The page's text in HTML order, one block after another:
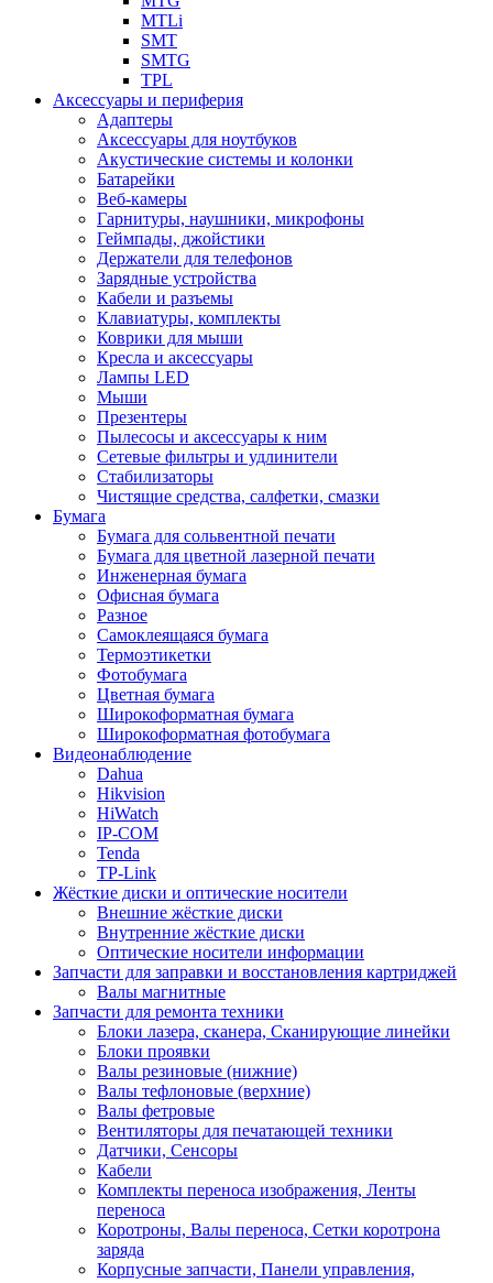
MTLi
SMT
SMTG
TPL
Аксессуары и периферия
Адаптеры
Аксессуары для ноутбуков
Акустические системы и колонки
Батарейки
Веб-камеры
Гарнитуры, наушники, микрофоны
Геймпады, джойстики
Держатели для телефонов
Зарядные устройства
Кабели и разъемы
Клавиатуры, комплекты
Коврики для мыши
Кресла и аксессуары
Лампы LED
Мыши
Презентеры
Пылесосы и аксессуары к ним
Сетевые фильтры и удлинители
Стабилизаторы
Чистящие средства, салфетки, смазки
Бумага
Бумага для сольвентной печати
Бумага для цветной лазерной печати
Инженерная бумага
Офисная бумага
Разное
Самоклеящаяся бумага
Термоэтикетки
Фотобумага
Цветная бумага
Широкоформатная бумага
Широкоформатная фотобумага
Видеонаблюдение
Dahua
Hikvision
HiWatch
IP-COM
Tenda
TP-Link
Жёсткие диски и оптические носители
Внешние жёсткие диски
Внутренние жёсткие диски
Оптические носители информации
Запчасти для заправки и восстановления картриджей
Валы магнитные
Запчасти для ремонта техники
Блоки лазера, сканера, Сканирующие линейки
Блоки проявки
Валы резиновые (нижние)
Валы тефлоновые (верхние)
Валы фетровые
Вентиляторы для печатающей техники
Датчики, Сенсоры
Кабели
Комплекты переноса изображения, Ленты
переноса
Коротроны, Валы переноса, Сетки коротрона
заряда
Корпусные запчасти, Панели управления,